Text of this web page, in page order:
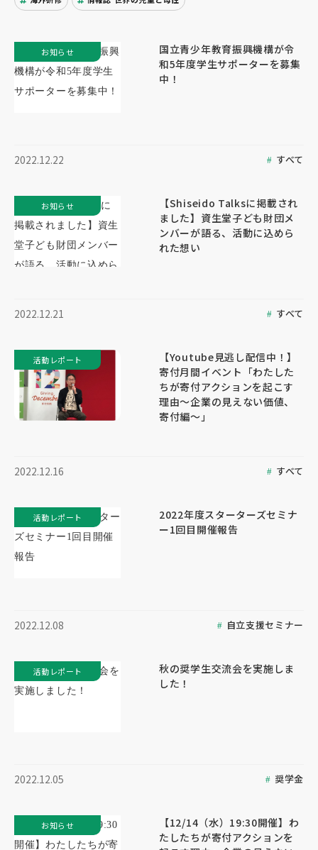
国立青少年教育振興機構が令
和5年度学生サポーターを募集
中！
2022.12.22 すべて
お知らせ
【Shiseido Talksに掲載され
ました】資生堂子ども財団メ
ンバーが語る、活動に込めら
れた想い
2022.12.21 すべて
お知らせ
【Youtube見逃し配信中！】
寄付月間イベント「わたした
ちが寄付アクションを起こす
理由～企業の見えない価値、
寄付編～」
2022.12.16 すべて
活動レポート
2022年度スターターズセミナ
ー1回目開催報告
2022.12.08 自立支援セミナー
活動レポート
秋の奨学生交流会を実施しま
した！
2022.12.05 奨学金
活動レポート
【12/14（水）19:30開催】わ
たしたちが寄付アクションを
お知らせ